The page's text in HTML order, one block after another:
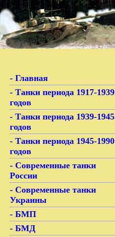
- Главная
- Танки периода 1917-1939
годов
- Танки периода 1939-1945
годов
- Танки периода 1945-1990
годов
- Современные танки
России
- Современные танки
Украины
- БМП
- БМД